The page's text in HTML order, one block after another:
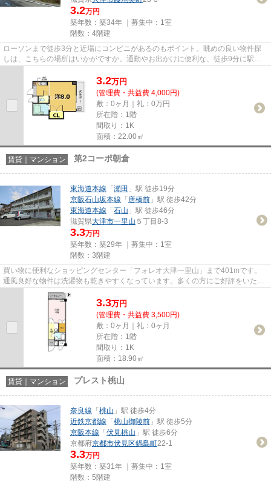
3.2万円
築年数：築34年 ｜募集中： 1室
階数：4階建
ローソンまで徒歩3分と近場にコンビニがあるのもポイント。眺めの良い物件探
しは、こちらの場所はいかがですか。通勤やお出かけに便利な、徒歩9分に駅の
3.2万円
(管理費・共益費 4,000円)
敷：0ヶ月｜礼：0万円
所在階：1階
間取り：1K
面積：22.00㎡
賃貸｜マンション 第2コーポ朝倉
東海道本線 「 瀬田 」駅 徒歩19分
京阪石山坂本線 「 唐橋前 」駅 徒歩42分
東海道本線 「 石山 」駅 徒歩46分
滋賀県大津市一里山 ５丁目8-3
3.3万円
築年数：築29年 ｜募集中： 1室
階数：3階建
買い物に便利なショッピングセンター「フォレオ大津一里山」まで401mです。
通風良好な物件は洗濯物も乾きやすくなっています。多くの方にご好評をいただ
いている、清潔感のある賃貸物...
3.3万円
(管理費・共益費 3,500円)
敷：0ヶ月｜礼：0ヶ月
所在階：1階
間取り：1K
面積：18.90㎡
賃貸｜マンション プレスト桃山
奈良線 「 桃山 」駅 徒歩4分
近鉄京都線 「 桃山御陵前 」駅 徒歩5分
京阪本線 「 伏見桃山 」駅 徒歩6分
京都府京都市伏見区鍋島町22-1
3.3万円
築年数：築31年 ｜募集中： 1室
階数：5階建